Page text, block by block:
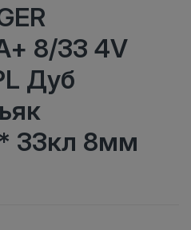
8/33 4V
Дуб
33кл 8мм